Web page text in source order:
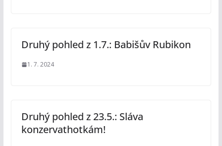
Druhý pohled z 1.7.: Babišův Rubikon
1. 7. 2024
Druhý pohled z 23.5.: Sláva
konzervathotkám!